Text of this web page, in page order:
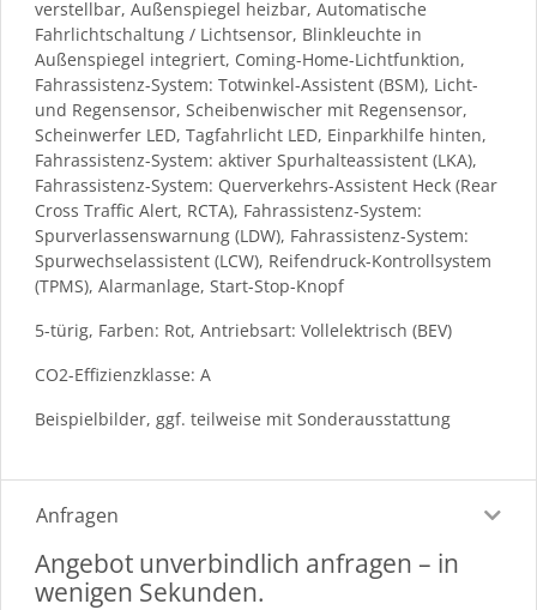
verstellbar, Außenspiegel heizbar, Automatische
Fahrlichtschaltung / Lichtsensor, Blinkleuchte in
Außenspiegel integriert, Coming-Home-Lichtfunktion,
Fahrassistenz-System: Totwinkel-Assistent (BSM), Licht-
und Regensensor, Scheibenwischer mit Regensensor,
Scheinwerfer LED, Tagfahrlicht LED, Einparkhilfe hinten,
Fahrassistenz-System: aktiver Spurhalteassistent (LKA),
Fahrassistenz-System: Querverkehrs-Assistent Heck (Rear
Cross Traffic Alert, RCTA), Fahrassistenz-System:
Spurverlassenswarnung (LDW), Fahrassistenz-System:
Spurwechselassistent (LCW), Reifendruck-Kontrollsystem
(TPMS), Alarmanlage, Start-Stop-Knopf
5-türig, Farben: Rot, Antriebsart: Vollelektrisch (BEV)
CO2-Effizienzklasse: A
Beispielbilder, ggf. teilweise mit Sonderausstattung
Anfragen
Angebot unverbindlich anfragen – in
wenigen Sekunden.